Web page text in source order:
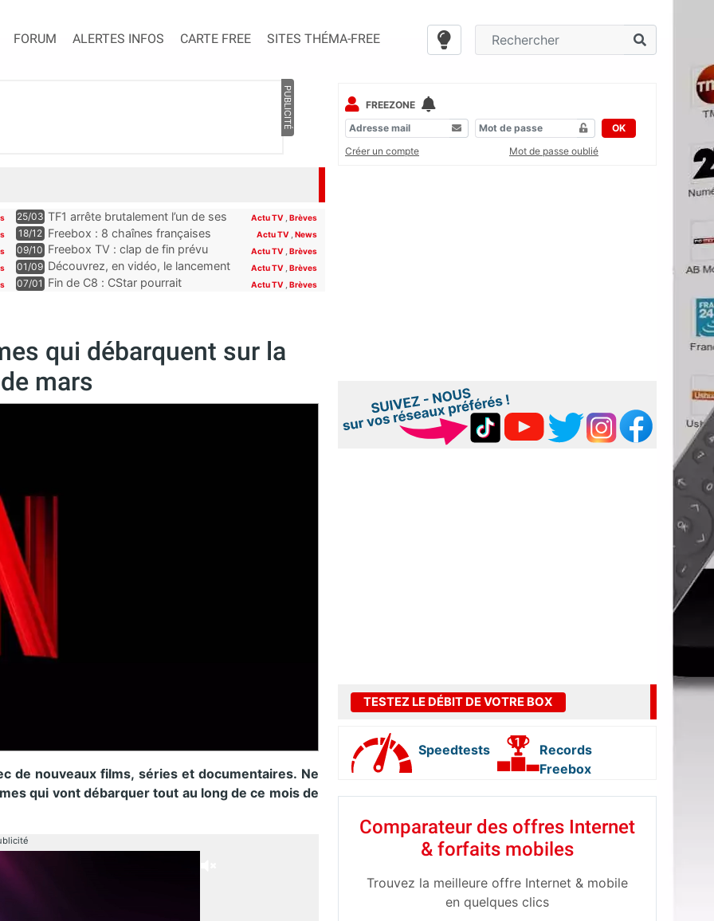
FORUM ALERTES INFOS CARTE FREE SITES THÉMA-FREE
PUBLICITÉ
25/03 TF1 arrête brutalement l’un de ses
programmes phares, les abonnés
Freebox, Livebox, Bbox et Box de
SFR découvriront son remplaçant
à la rentrée
Actu TV Brèves
18/12 Freebox : 8 chaînes françaises
seront offertes sur la Freebox dès
la fin du mois
Actu TV ,News
09/10 Freebox TV : clap de fin prévu
pour plusieurs chaînes Paramount
incluses pour les abonnés Free
Actu TV ,Brèves
01/09 Découvrez, en vidéo, le lancement
de Novo19, la nouvelle chaîne qui
Actu TV ,Brèves
07/01 Fin de C8 : CStar pourrait
Actu TV ,Brèves
qui débarquent sur la
mars
de nouveaux films, séries et documentaires. Ne
qui vont débarquer tout au long de ce mois de
FREEZONE
OK
Créer un compte
Mot de passe oublié
TESTEZ LE DÉBIT DE VOTRE BOX
Speedtests
Records
Freebox
Comparateur des offres Internet
& forfaits mobiles
Trouvez la meilleure offre Internet & mobile
en quelques clics